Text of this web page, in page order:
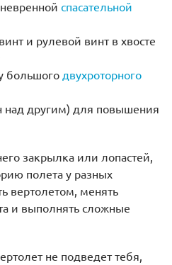
спасательной
и рулевой винт в хвосте
большого двухроторного
над другим) для повышения
закрылка или лопастей,
полета у разных
вертолетом, менять
и выполнять сложные
не подведет тебя,